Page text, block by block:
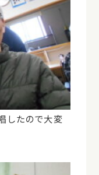
したので大変